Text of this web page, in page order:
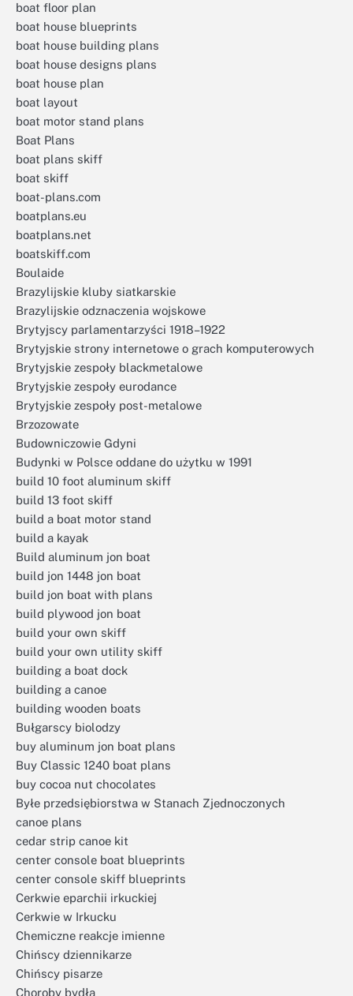
boat floor plan
boat house blueprints
boat house building plans
boat house designs plans
boat house plan
boat layout
boat motor stand plans
Boat Plans
boat plans skiff
boat skiff
boat-plans.com
boatplans.eu
boatplans.net
boatskiff.com
Boulaide
Brazylijskie kluby siatkarskie
Brazylijskie odznaczenia wojskowe
Brytyjscy parlamentarzyści 1918–1922
Brytyjskie strony internetowe o grach komputerowych
Brytyjskie zespoły blackmetalowe
Brytyjskie zespoły eurodance
Brytyjskie zespoły post-metalowe
Brzozowate
Budowniczowie Gdyni
Budynki w Polsce oddane do użytku w 1991
build 10 foot aluminum skiff
build 13 foot skiff
build a boat motor stand
build a kayak
Build aluminum jon boat
build jon 1448 jon boat
build jon boat with plans
build plywood jon boat
build your own skiff
build your own utility skiff
building a boat dock
building a canoe
building wooden boats
Bułgarscy biolodzy
buy aluminum jon boat plans
Buy Classic 1240 boat plans
buy cocoa nut chocolates
Byłe przedsiębiorstwa w Stanach Zjednoczonych
canoe plans
cedar strip canoe kit
center console boat blueprints
center console skiff blueprints
Cerkwie eparchii irkuckiej
Cerkwie w Irkucku
Chemiczne reakcje imienne
Chińscy dziennikarze
Chińscy pisarze
Choroby bydła